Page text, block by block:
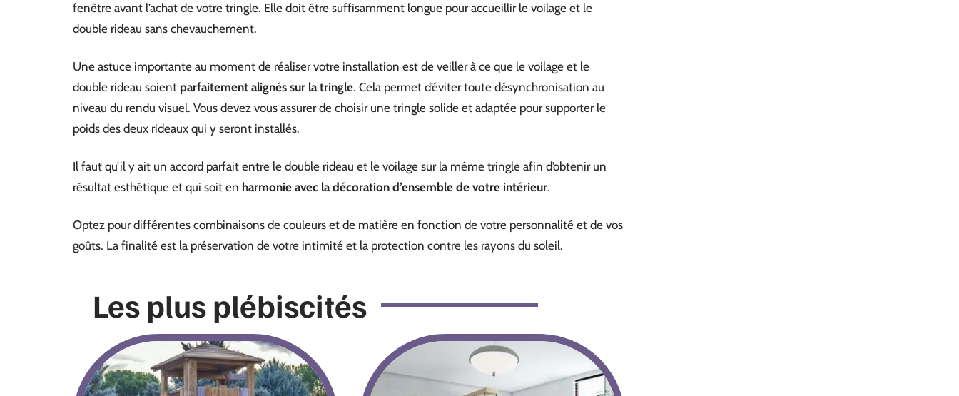
fenêtre avant l’achat de votre tringle. Elle doit être suffisamment longue pour accueillir le voilage et le
double rideau sans chevauchement.
Une astuce importante au moment de réaliser votre installation est de veiller à ce que le voilage et le
double rideau soient parfaitement alignés sur la tringle. Cela permet d’éviter toute désynchronisation au
niveau du rendu visuel. Vous devez vous assurer de choisir une tringle solide et adaptée pour supporter le
poids des deux rideaux qui y seront installés.
Il faut qu’il y ait un accord parfait entre le double rideau et le voilage sur la même tringle afin d’obtenir un
résultat esthétique et qui soit en harmonie avec la décoration d’ensemble de votre intérieur.
Optez pour différentes combinaisons de couleurs et de matière en fonction de votre personnalité et de vos
goûts. La finalité est la préservation de votre intimité et la protection contre les rayons du soleil.
Les plus plébiscités